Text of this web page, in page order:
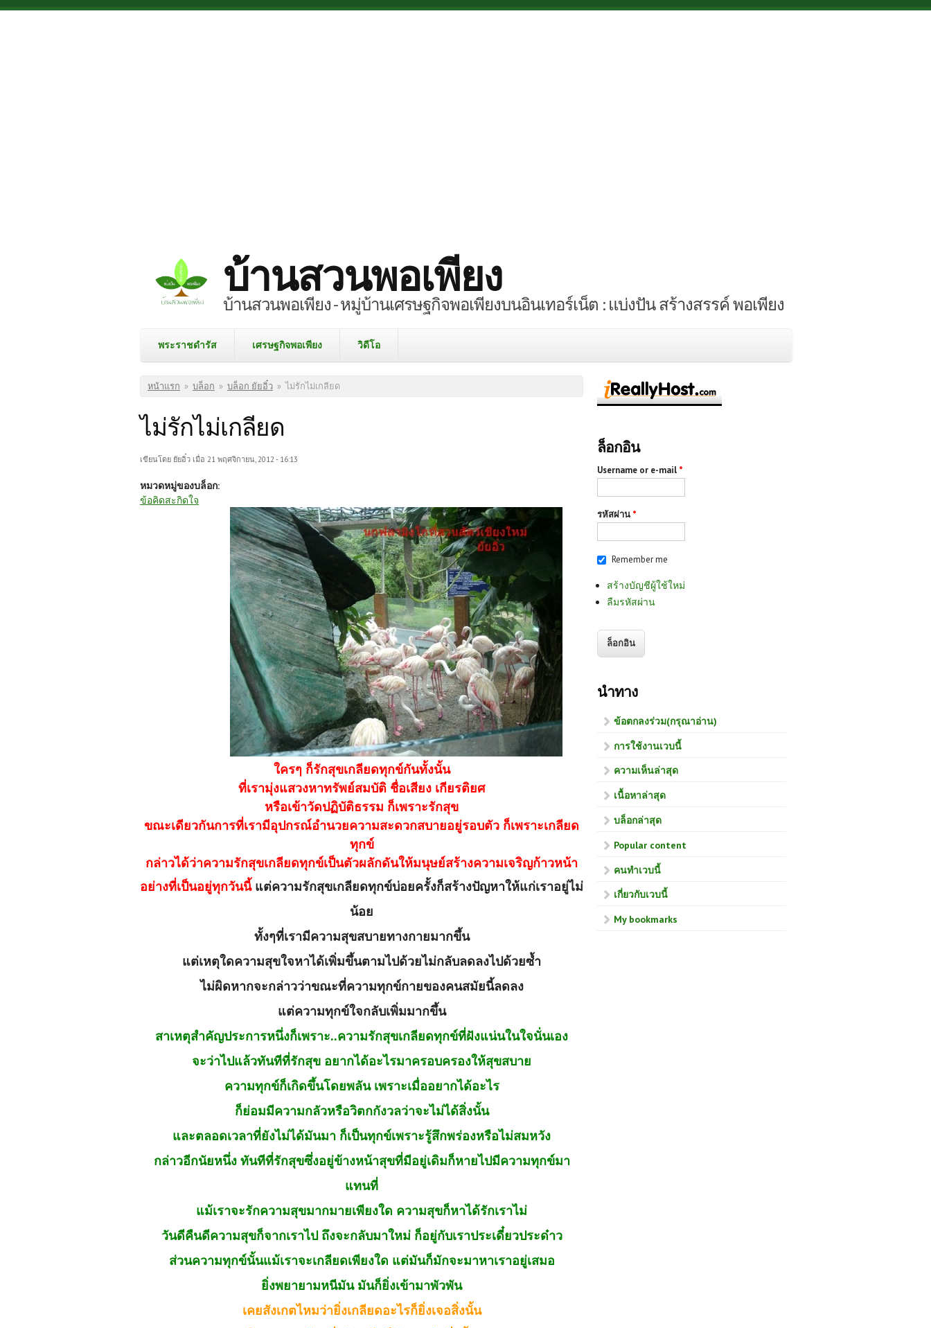
Skip to main content
บ้านสวนพอเพียง
บ้านสวนพอเพียง - หมู่บ้านเศรษฐกิจพอเพียงบนอินเทอร์เน็ต : แบ่งปัน สร้างสรรค์ พอเพียง
พระราชดำรัส เศรษฐกิจพอเพียง วิดีโอ
คุณอยู่ที่นี่
หน้าแรก » บล็อก » บล็อก ยัยอิ๋ว » ไม่รักไม่เกลียด
ไม่รักไม่เกลียด
เขียนโดย ยัยอิ๋ว เมื่อ 21 พฤศจิกายน, 2012 - 16:13
หมวดหมู่ของบล็อก:
ข้อคิดสะกิดใจ
ใครๆ ก็รักสุขเกลียดทุกข์กันทั้งนั้น
ที่เรามุ่งแสวงหาทรัพย์สมบัติ ชื่อเสียง เกียรติยศ
หรือเข้าวัดปฏิบัติธรรม ก็เพราะรักสุข
ขณะเดียวกันการที่เรามีอุปกรณ์อำนวยความสะดวกสบายอยู่รอบตัว ก็เพราะเกลียด
ทุกข์
กล่าวได้ว่าความรักสุขเกลียดทุกข์เป็นตัวผลักดันให้มนุษย์สร้างความเจริญก้าวหน้า
อย่างที่เป็นอยู่ทุกวันนี้ แต่ความรักสุขเกลียดทุกข์บ่อยครั้งก็สร้างปัญหาให้แก่เราอยู่ไม่
น้อย
ทั้งๆที่เรามีความสุขสบายทางกายมากขึ้น
แต่เหตุใดความสุขใจหาได้เพิ่มขึ้นตามไปด้วยไม่กลับลดลงไปด้วยซ้ำ
ไม่ผิดหากจะกล่าวว่าขณะที่ความทุกข์กายของคนสมัยนี้ลดลง
แต่ความทุกข์ใจกลับเพิ่มมากขึ้น
สาเหตุสำคัญประการหนึ่งก็เพราะ..ความรักสุขเกลียดทุกข์ที่ฝังแน่นในใจนั่นเอง
จะว่าไปแล้วทันทีที่รักสุข อยากได้อะไรมาครอบครองให้สุขสบาย
ความทุกข์ก็เกิดขึ้นโดยพลัน เพราะเมื่ออยากได้อะไร
ก็ย่อมมีความกลัวหรือวิตกกังวลว่าจะไม่ได้สิ่งนั้น
และตลอดเวลาที่ยังไม่ได้มันมา ก็เป็นทุกข์เพราะรู้สึกพร่องหรือไม่สมหวัง
กล่าวอีกนัยหนึ่ง ทันทีที่รักสุขซึ่งอยู่ข้างหน้าสุขที่มีอยู่เดิมก็หายไปมีความทุกข์มา
แทนที่
แม้เราจะรักความสุขมากมายเพียงใด ความสุขก็หาได้รักเราไม่
วันดีคืนดีความสุขก็จากเราไป ถึงจะกลับมาใหม่ ก็อยู่กับเราประเดี๋ยวประด๋าว
ส่วนความทุกข์นั้นแม้เราจะเกลียดเพียงใด แต่มันก็มักจะมาหาเราอยู่เสมอ
ยิ่งพยายามหนีมัน มันก็ยิ่งเข้ามาพัวพัน
เคยสังเกตไหมว่ายิ่งเกลียดอะไรก็ยิ่งเจอสิ่งนั้น
ล็อกอิน
Username or e-mail *
รหัสผ่าน *
Remember me
สร้างบัญชีผู้ใช้ใหม่
ลืมรหัสผ่าน
นำทาง
ข้อตกลงร่วม(กรุณาอ่าน)
การใช้งานเวบนี้
ความเห็นล่าสุด
เนื้อหาล่าสุด
บล็อกล่าสุด
Popular content
คนทำเวบนี้
เกี่ยวกับเวบนี้
My bookmarks